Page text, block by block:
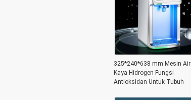
325*240*638 mm Mesin Air
Kaya Hidrogen Fungsi
Antioksidan Untuk Tubuh